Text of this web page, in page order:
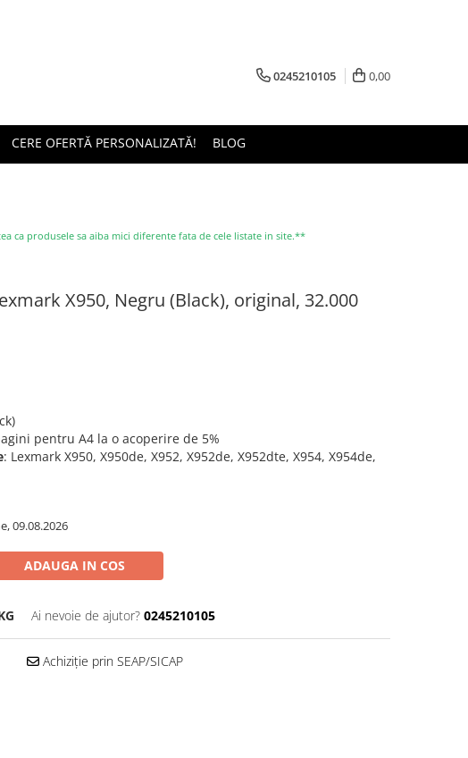
0245210105 0,00
CERE OFERTĂ PERSONALIZATĂ! BLOG
ca produsele sa aiba mici diferente fata de cele listate in site.**
X950, Negru (Black), original, 32.000
pentru A4 la o acoperire de 5%
: Lexmark X950, X950de, X952, X952de, X952dte, X954, X954de,
09.08.2026
ADAUGA IN COS
Ai nevoie de ajutor? 0245210105
Achiziție prin SEAP/SICAP